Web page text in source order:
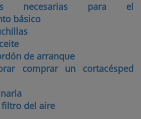
necesarias para el
básico
de arranque
comprar un cortacésped
filtro del aire